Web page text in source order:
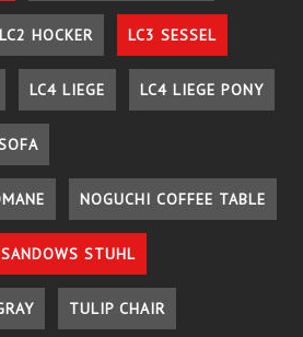
LC2 HOCKER LC3 SESSEL
LC4 LIEGE LC4 LIEGE PONY
NOGUCHI COFFEE TABLE
SANDOWS STUHL
TULIP CHAIR